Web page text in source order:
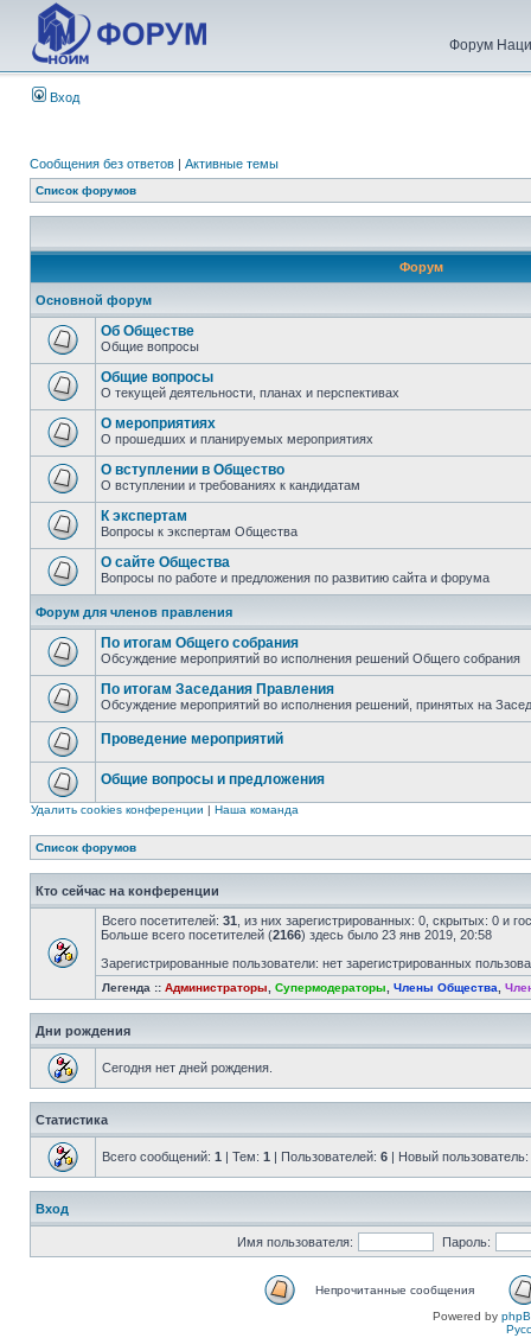
Форум
Вход
Сообщения без ответов | Активные темы
Список форумов
Форум
Основной форум
Об Обществе
Общие вопросы
Общие вопросы
О текущей деятельности, планах и перспективах
О мероприятиях
О прошедших и планируемых мероприятиях
О вступлении в Общество
О вступлении и требованиях к кандидатам
К экспертам
Вопросы к экспертам Общества
О сайте Общества
Вопросы по работе и предложения по развитию сайта и форума
Форум для членов правления
По итогам Общего собрания
Обсуждение мероприятий во исполнения решений Общего собрания
По итогам Заседания Правления
Обсуждение мероприятий во исполнения решений, принятых на
Проведение мероприятий
Общие вопросы и предложения
Удалить cookies конференции | Наша команда
Список форумов
Кто сейчас на конференции
Всего посетителей: 31 , из них зарегистрированных: 0, скрытых: 0 и
Больше всего посетителей (2166) здесь было 23 янв 2019, 20:58
Зарегистрированные пользователи: нет зарегистрированных
Легенда :: Администраторы Супермодераторы Члены Общества
Дни рождения
Сегодня нет дней рождения.
Статистика
Всего сообщений: 1 | Тем: 1 | Пользователей: 6 | Новый пользователь:
Вход
Имя пользователя: Пароль:
Непрочитанные сообщения
Powered by